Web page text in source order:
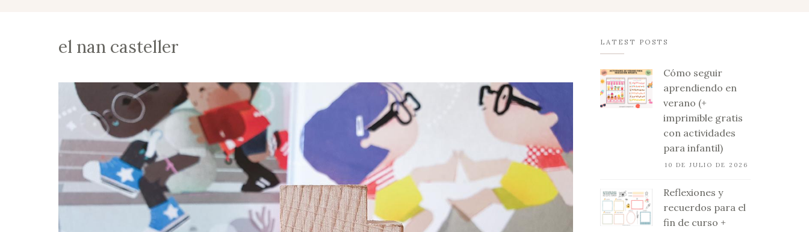
el nan casteller LATEST POSTS
Cómo seguir
aprendiendo en
verano (+
imprimible gratis
con actividades
para infantil)
10 DE JULIO DE 2026
Reflexiones y
recuerdos para el
fin de curso +